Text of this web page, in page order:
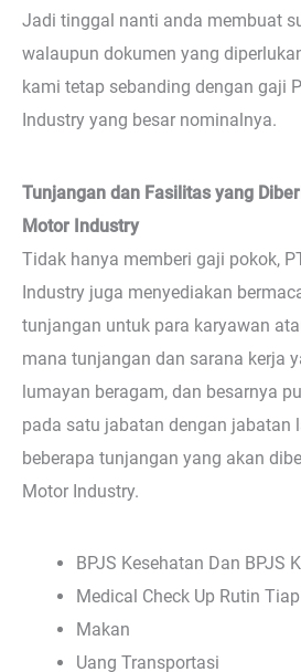
Jadi tinggal nanti anda membuat
walaupun dokumen yang
kami tetap sebanding dengan gaji
Industry yang besar nominalnya.
Tunjangan dan Fasilitas yang
Motor Industry
Tidak hanya memberi gaji pokok,
Industry juga menyediakan
tunjangan untuk para karyawan
mana tunjangan dan sarana kerja
lumayan beragam, dan besarnya
pada satu jabatan dengan jabatan
beberapa tunjangan yang akan
Motor Industry.
BPJS Kesehatan Dan BPJS
Medical Check Up Rutin
Makan
Uang Transportasi